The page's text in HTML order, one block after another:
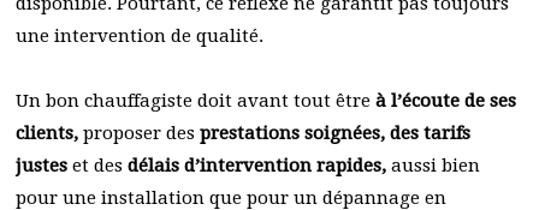
une intervention de qualité.
Un bon chauffagiste doit avant tout être à l’écoute de ses
clients, proposer des prestations soignées, des tarifs
justes et des délais d’intervention rapides, aussi bien
pour une installation que pour un dépannage en